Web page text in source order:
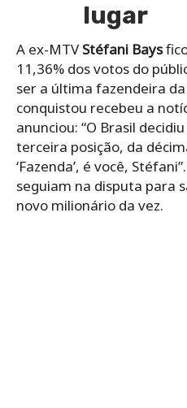
lugar
A ex-MTV Stéfani Bays
11,36% dos votos do
ser a última fazendeira
conquistou recebeu a
anunciou: “O Brasil
terceira posição, da
‘Fazenda’, é você,
seguiam na disputa para
novo milionário da vez.